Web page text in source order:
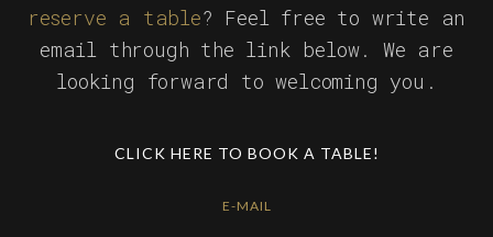
reserve a table? Feel free to write an
email through the link below. We are
looking forward to welcoming you.
CLICK HERE TO BOOK A TABLE!
E-MAIL